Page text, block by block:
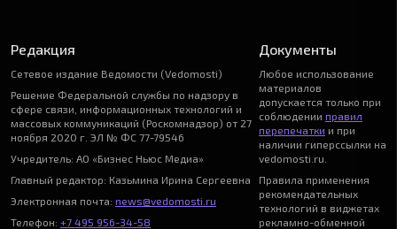
Редакция
Сетевое издание Ведомости (Vedomosti)
Решение Федеральной службы по надзору в
сфере связи, информационных технологий и
массовых коммуникаций (Роскомнадзор) от 27
ноября 2020 г. ЭЛ № ФС 77-79546
Учредитель: АО «Бизнес Ньюс Медиа»
Главный редактор: Казьмина Ирина Сергеевна
Электронная почта: news@vedomosti.ru
Телефон: +7 495 956-34-58
Документы
Любое использование
материалов
допускается только при
соблюдении правил
перепечатки и при
наличии гиперссылки на
vedomosti.ru.
Правила применения
рекомендательных
технологий в виджетах
рекламно-обменной